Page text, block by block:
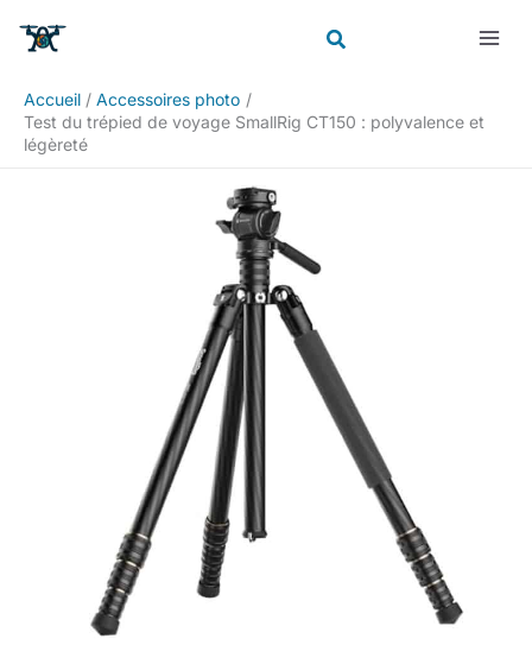
Accueil
Accessoires photo
Test du trépied de voyage SmallRig CT150 : polyvalence et
légèreté